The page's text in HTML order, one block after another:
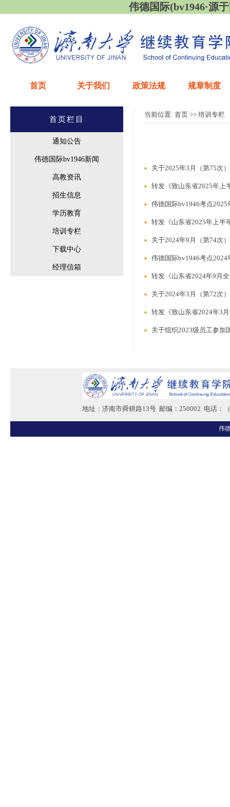
伟德国际(bv1946·源
首页 关于我们 政策法规 规章制度
首页栏目
通知公告
伟德国际bv1946新闻
高教资讯
招生信息
学历教育
培训专栏
下载中心
经理信箱
当前位置: 首页 >> 培训专栏
关于2025年3月（第75次
转发《致山东省2025年上
伟德国际bv1946考点
转发《山东省2025年上半
关于2024年9月（第74次
伟德国际bv1946考点
转发《山东省2024年9月
关于2024年3月（第72次
转发《致山东省2024年3
关于组织2023级员工参加
地址：济南市舜耕路13号 邮编：250002 电话：
伟